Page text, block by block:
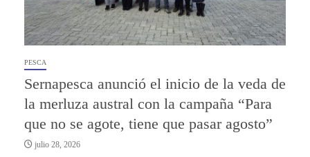
PESCA
Sernapesca anunció el inicio de la veda de
la merluza austral con la campaña “Para
que no se agote, tiene que pasar agosto”
julio 28, 2026